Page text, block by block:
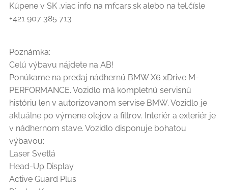
Kúpene v SK ,viac info na mfcars.sk alebo na tel.čísle
+421 907 385 713
Poznámka:
Celú výbavu nájdete na AB!
Ponúkame na predaj nádhernú BMW X6 xDrive M-
PERFORMANCE. Vozidlo má kompletnú servisnú
históriu len v autorizovanom servise BMW. Vozidlo je
aktuálne po výmene olejov a filtrov. Interiér a exteriér je
v nádhernom stave. Vozidlo disponuje bohatou
výbavou:
Laser Svetlá
Head-Up Display
Active Guard Plus